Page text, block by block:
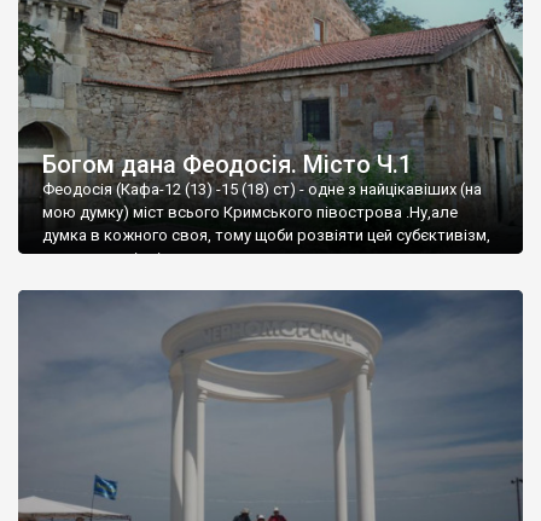
Богом дана Феодосія. Місто Ч.1
Феодосія (Кафа-12 (13) -15 (18) ст) - одне з найцікавіших (на
мою думку) міст всього Кримського півострова .Ну,але
думка в кожного своя, тому щоби розвіяти цей субєктивізм,
запрошую відвідати це